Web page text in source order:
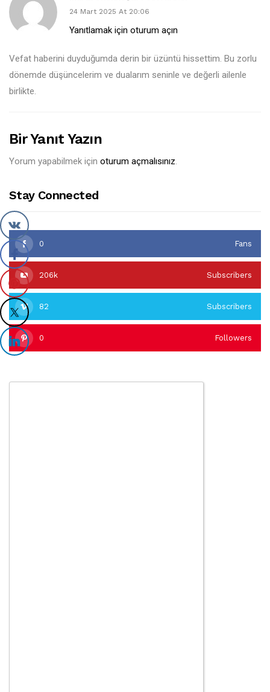
24 Mart 2025 At 20:06
Yanıtlamak için oturum açın
Vefat haberini duyduğumda derin bir üzüntü hissettim. Bu zorlu
dönemde düşüncelerim ve dualarım seninle ve değerli ailenle
birlikte.
Bir Yanıt Yazın
Yorum yapabilmek için oturum açmalısınız.
Stay Connected
0 Fans
206k Subscribers
82 Subscribers
0 Followers